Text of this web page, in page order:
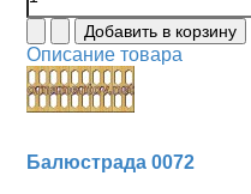
Описание товара
Балюстрада 0072